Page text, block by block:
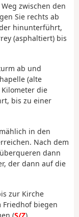
zwischen den
Sie rechts ab
hinunterführt,
(asphaltiert) bis
ab und
(alte
Kilometer die
bis zu einer
in den
Nach dem
dann
der dann auf die
zur Kirche
Friedhof biegen